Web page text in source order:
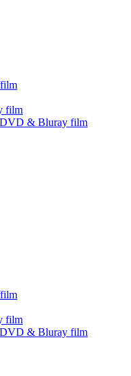
film
& Bluray film
film
& Bluray film